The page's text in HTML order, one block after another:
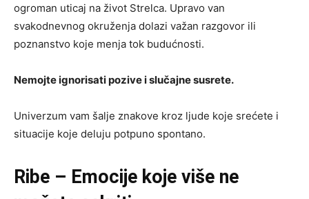
ogroman uticaj na život Strelca. Upravo van
svakodnevnog okruženja dolazi važan razgovor ili
poznanstvo koje menja tok budućnosti.
Nemojte ignorisati pozive i slučajne susrete.
Univerzum vam šalje znakove kroz ljude koje srećete i
situacije koje deluju potpuno spontano.
Ribe – Emocije koje više ne